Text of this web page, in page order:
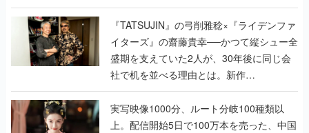
で作り込まれた理由を両ディレクターに聞
く
『TATSUJIN』の弓削雅稔×『ライデンファ
イターズ』の齋藤貴幸──かつて縦シュー全
盛期を支えていた2人が、30年後に同じ会
社で机を並べる理由とは。新作
『TATSUJIN EXTREME』で初タッグを組
んだレジェンド2人に訊く開発秘話
実写映像1000分、ルート分岐100種類以
上。配信開始5日で100万本を売った、中国